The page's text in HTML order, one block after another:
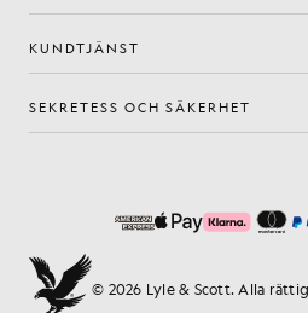
KUNDTJÄNST
SEKRETESS OCH SÄKERHET
© 2026 Lyle & Scott. Alla